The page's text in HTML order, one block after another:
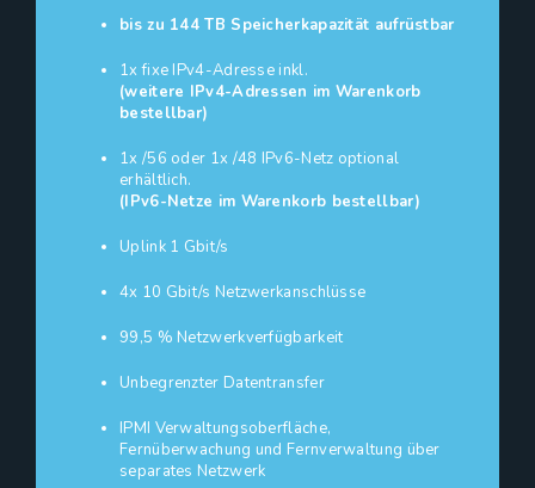
bis zu 144 TB Speicherkapazität aufrüstbar
1x fixe IPv4-Adresse inkl.
(weitere IPv4-Adressen im Warenkorb
bestellbar)
1x /56 oder 1x /48 IPv6-Netz optional
erhältlich.
(IPv6-Netze im Warenkorb bestellbar)
Uplink 1 Gbit/s
4x 10 Gbit/s Netzwerkanschlüsse
99,5 % Netzwerkverfügbarkeit
Unbegrenzter Datentransfer
IPMI Verwaltungsoberfläche,
Fernüberwachung und Fernverwaltung über
separates Netzwerk